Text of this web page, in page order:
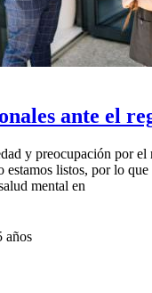
ante el
y preocupación por el
estamos listos, por lo que
mental en
años